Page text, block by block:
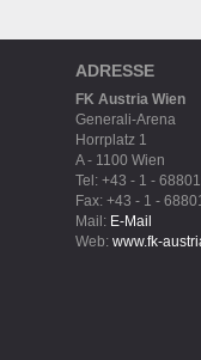
ADRESSE
FK Austria Wien
Generali-Arena
Horrplatz 1
A - 1100 Wien
Tel: +43 - 1 -
Fax: +43 - 1 -
Mail: E-Mail
Web: www.fk-